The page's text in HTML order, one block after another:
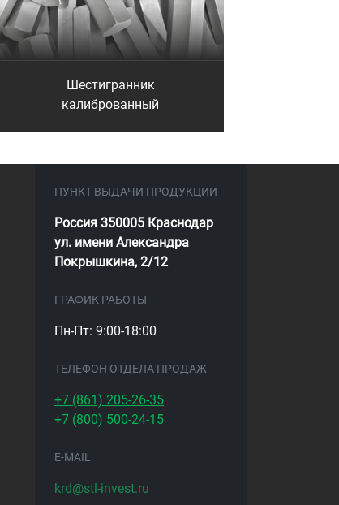
Шестигранник
калиброванный
ПУНКТ ВЫДАЧИ ПРОДУКЦИИ
Россия 350005 Краснодар
ул. имени Александра
Покрышкина, 2/12
ГРАФИК РАБОТЫ
Пн-Пт: 9:00-18:00
ТЕЛЕФОН ОТДЕЛА ПРОДАЖ
+7 (861) 205-26-35
+7 (800) 500-24-15
E-MAIL
krd@stl-invest.ru